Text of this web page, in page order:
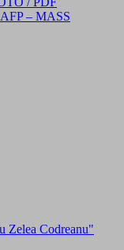
– MASS
Zelea Codreanu"